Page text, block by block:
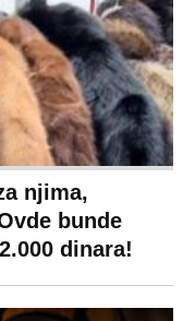
njima,
bunde
dinara!